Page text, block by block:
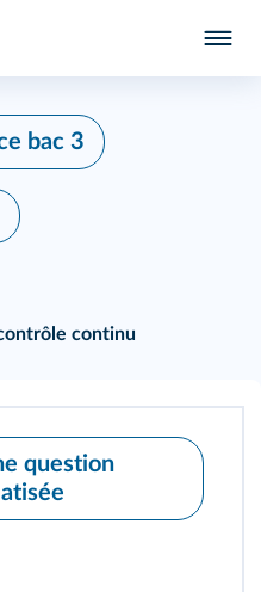
bac 3
continu
question